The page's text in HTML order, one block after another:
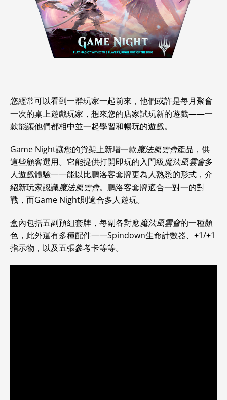
您經常可以看到一群玩家一起前來，他們或許是每月聚會
一次的桌上遊戲玩家，想來您的店家試玩新的遊戲——一
款能讓他們都相中並一起學習和暢玩的遊戲。
Game Night讓您的貨架上新增一款魔法風雲會產品，供
這些顧客選用。它能提供打開即玩的入門級魔法風雲會多
人遊戲體驗——能以比鵬洛客套牌更為人熟悉的形式，介
紹新玩家認識魔法風雲會。鵬洛客套牌適合一對一的對
戰，而Game Night則適合多人遊玩。
盒內包括五副預組套牌，每副各對應魔法風雲會的一種顏
色，此外還有多種配件——Spindown生命計數器、+1/+1
指示物，以及五張參考卡等等。